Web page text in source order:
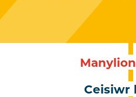
Ceisiwr